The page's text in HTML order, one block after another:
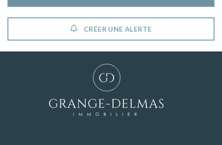
CRÉER UNE ALERTE